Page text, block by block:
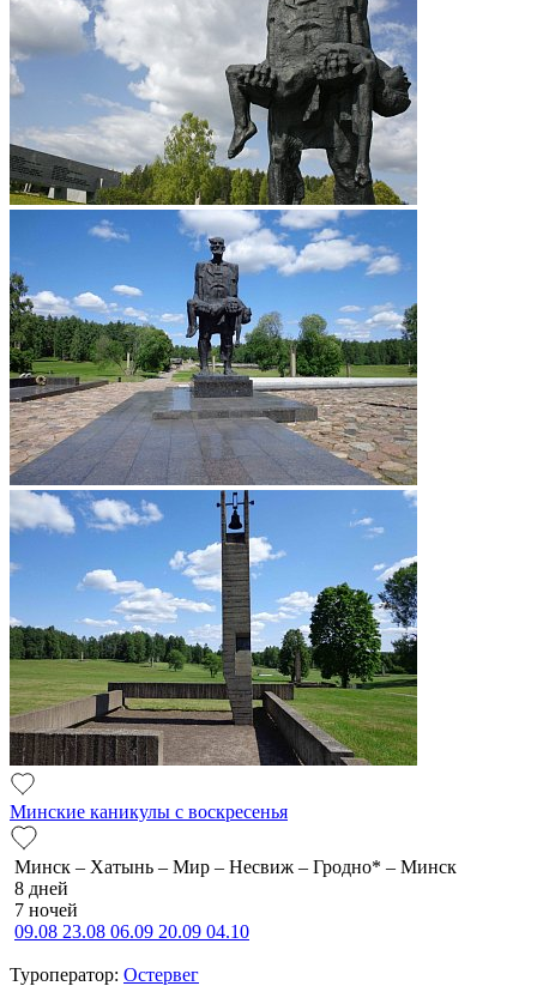
Минские каникулы с воскресенья
Минск – Хатынь – Мир – Несвиж – Гродно* – Минск
8 дней
7 ночей
09.08 23.08 06.09 20.09 04.10
Туроператор: Остервег